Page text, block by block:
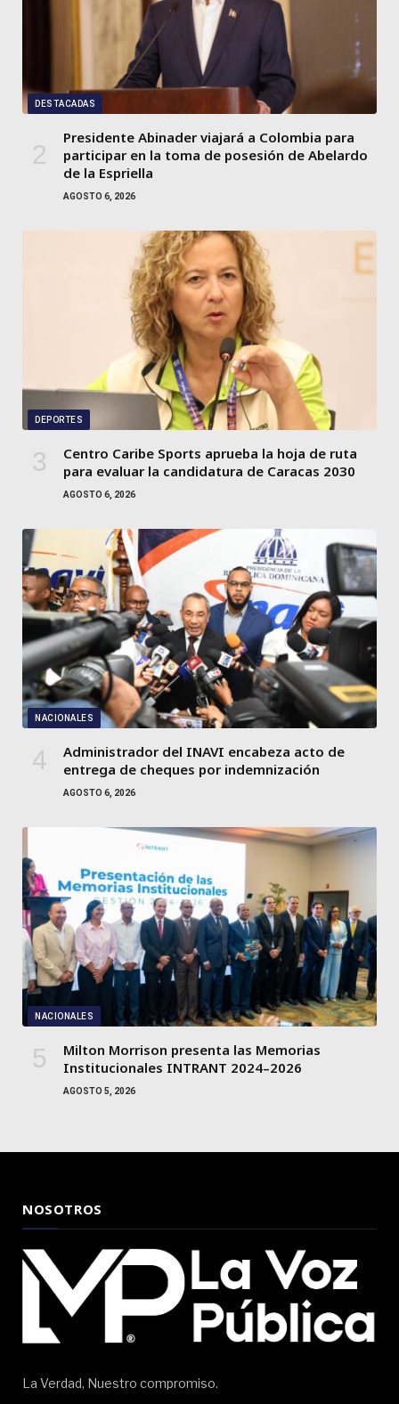
DESTACADAS
Presidente Abinader viajará a Colombia para
participar en la toma de posesión de Abelardo
de la Espriella
AGOSTO 6, 2026
DEPORTES
Centro Caribe Sports aprueba la hoja de ruta
para evaluar la candidatura de Caracas 2030
AGOSTO 6, 2026
NACIONALES
Administrador del INAVI encabeza acto de
entrega de cheques por indemnización
AGOSTO 6, 2026
NACIONALES
Milton Morrison presenta las Memorias
Institucionales INTRANT 2024–2026
AGOSTO 5, 2026
NOSOTROS
La Verdad, Nuestro compromiso.